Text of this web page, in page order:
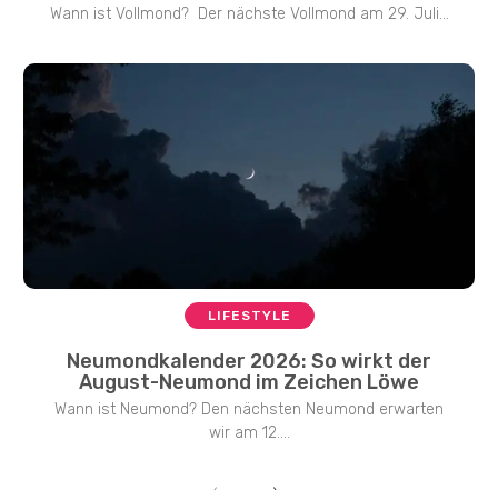
Wann ist Vollmond? Der nächste Vollmond am 29. Juli...
LIFESTYLE
Neumondkalender 2026: So wirkt der
August-Neumond im Zeichen Löwe
Wann ist Neumond? Den nächsten Neumond erwarten
wir am 12....